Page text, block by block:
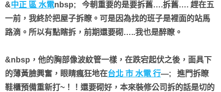
&中正 區 水電nbsp; 今朝重要的是要拆舊….拆舊…. 趕在五
一前，我終於把屋子拆瞭。可是因為找的班子是裡面的站馬
路滴。所以有點瞎拆，前期還要砌…..我也是醉瞭。
&nbsp，他的胸部像波紋管一樣，在跌宕起伏之後，面具下
的薄黃臉興奮，眼睛瘋狂地在台北 市 水電 行—; 進門拆瞭
鞋櫃預備重新打~！！還要砌好，本來裝修公司拆的話是切的